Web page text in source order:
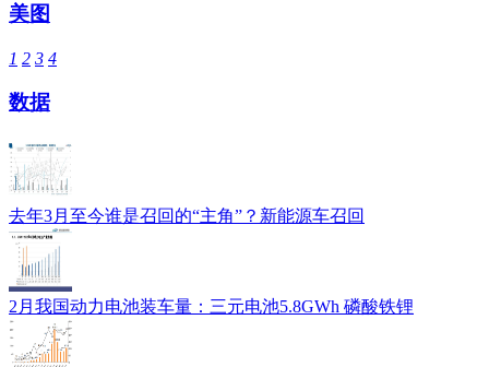
美图
1 2 3 4
数据
去年3月至今谁是召回的“主角”？新能源车召回
2月我国动力电池装车量：三元电池5.8GWh 磷酸铁锂